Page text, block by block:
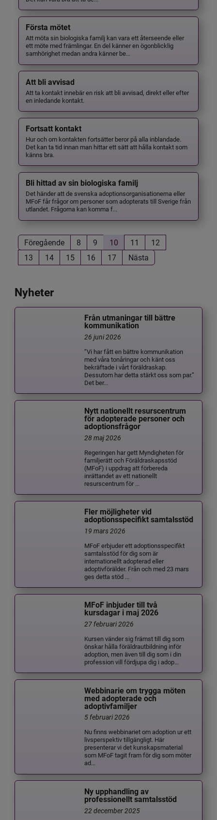
Första mötet
Att möta sin biologiska familj kan vara ett återseende eller
ett möte med främlingar. En del känner en ögonblicklig
samhörighet medan andra känner be...
Att bli avvisad
Att ta kontakt innebär en risk att bli avvisad, direkt eller efter
en inledande kontakt.
Fortsatt kontakt
Hur och om kontakten fortsätter beror på alla inblandade.
Det kan ta tid innan man hittar ett sätt att hålla kontakt som
känns bra.
Bli hittad av sin biologiska familj
Det händer att de svenska adoptionsorganisationerna eller
MFoF får frågor om personer som adopterats till Sverige från
utlandet. Frågorna kan komma f...
Föregående 8 9 10 11
12
13
14 15 16 17 Nästa
Nyheter
Från utmaningar till bättre
kommunikation
26 juni 2026
”Vi har fått en bättre kommunikation
med våra tonåringar och känt oss
bekräftade i vårt föräldraskap.
Dessutom har detta stärkt oss som par.”
Det ber...
Nytt nationellt resurscentrum
för adopterade personer och
adoptionsfrågor
28 maj 2026
Regeringen har gett Myndigheten för
familjerätt och Föräldraskapsstöd
(MFoF) i uppdrag att förbereda
inrättandet av ett nationellt
resurscentrum för ...
Fler möjligheter vid
adoptionsspecifikt samtalsstöd
19 mars 2026
MFoF erbjuder ett adoptionsspecifikt
samtalsstöd för dig som är
internationellt adopterad eller
adoptivförälder. Från och med 23 mars
ges detta stöd ...
MFoF inbjuder till två
kursdagar i maj 2026
27 februari 2026
Kursen vänder sig främst till dig som
önskar hålla föräldrautbildning inför
adoption, men även till dig som i din
profession vill fördjupa dig i adop...
Webbinarie om trygga möten
med adopterade och
adoptivfamiljer
5 februari 2026
Nu finns webbinariet om adoption ur ett
livsperspektiv tillgängligt. Här
presenterar vi det kunskapsmaterial
som MFoF tagit fram för dig som möter
ad...
Ny upphandling av
professionellt samtalsstöd
22 december 2025